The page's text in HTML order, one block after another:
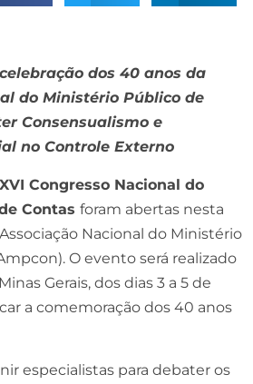
dos 40 anos da
do Ministério Público de
Consensualismo e
no Controle Externo
XVI Congresso Nacional do
Contas foram abertas nesta
Nacional do Ministério
O evento será realizado
Gerais, dos dias 3 a 5 de
a comemoração dos 40 anos
especialistas para debater os